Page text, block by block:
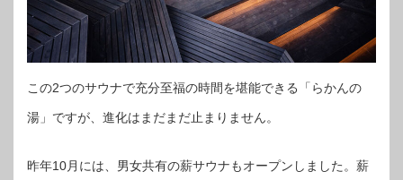
この2つのサウナで充分至福の時間を堪能できる「らかんの
湯」ですが、進化はまだまだ止まりません。
昨年10月には、男女共有の薪サウナもオープンしました。薪